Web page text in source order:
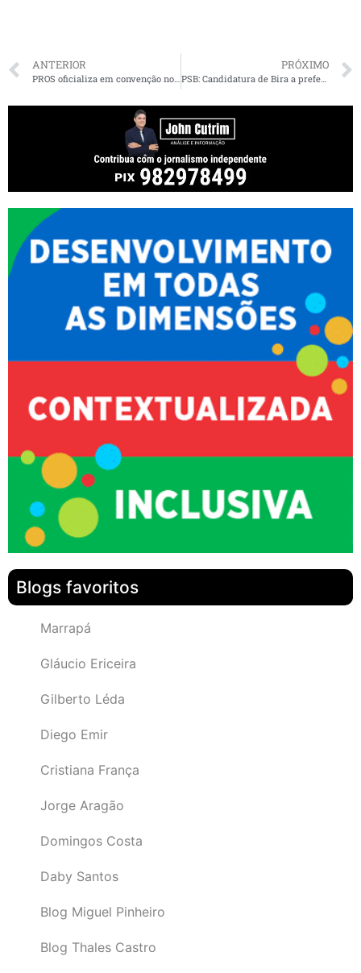
ANTERIOR PRÓXIMO
PSB: Candidatura de Bira a prefeito de São luís é homologada e a vice será Letícia Cardoso
Blogs favoritos
Marrapá
Gláucio Ericeira
Gilberto Léda
Diego Emir
Cristiana França
Jorge Aragão
Domingos Costa
Daby Santos
Blog Miguel Pinheiro
Blog Thales Castro